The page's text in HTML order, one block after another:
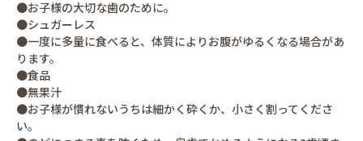
●お子様の大切な歯のために。
●シュガーレス
●一度に多量に食べると、体質によりお腹がゆるくなる場合があ
ります。
●食品
●無果汁
●お子様が慣れないうちは細かく砕くか、小さく割ってくださ
い。